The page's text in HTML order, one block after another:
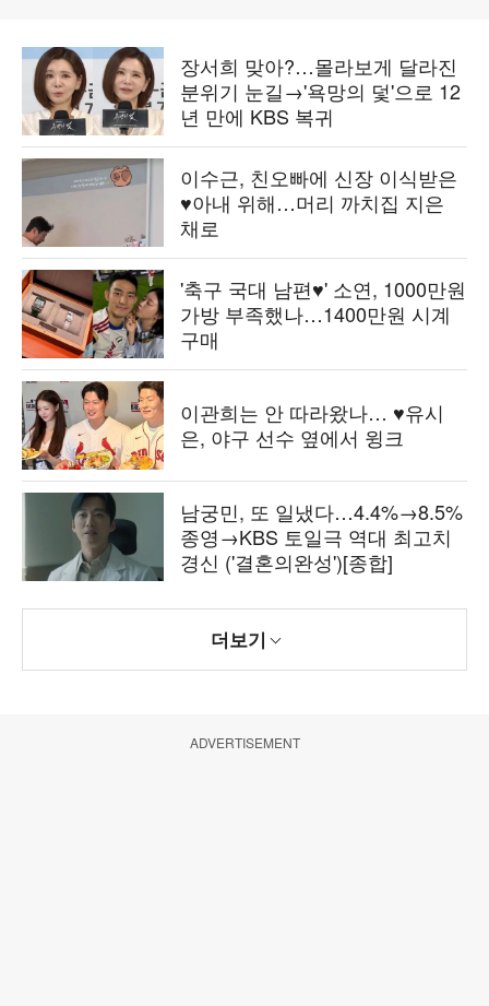
장서희 맞아?…몰라보게 달라진
분위기 눈길→'욕망의 덫'으로 12
년 만에 KBS 복귀
이수근, 친오빠에 신장 이식받은
♥아내 위해…머리 까치집 지은
채로
'축구 국대 남편♥' 소연, 1000만원
가방 부족했나…1400만원 시계
구매
이관희는 안 따라왔나… ♥유시
은, 야구 선수 옆에서 윙크
남궁민, 또 일냈다…4.4%→8.5%
종영→KBS 토일극 역대 최고치
경신 ('결혼의완성')[종합]
더보기
ADVERTISEMENT